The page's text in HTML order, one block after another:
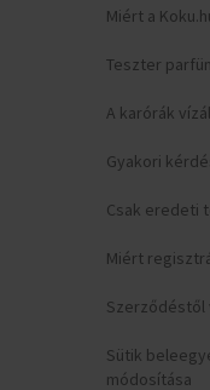
Miért a
Teszter
A karórák
Gyakori
Csak eredeti
Miért
Szerződéstől
Sütik
módosítása